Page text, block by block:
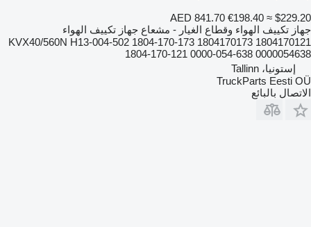
AED 841.70 €198.40 ≈ $229.20
جهاز تكييف الهواء وقطاع الغيار - مشعاع جهاز تكييف الهواء
KVX40/560N H13-004-502 1804-170-173 1804170173 1804170121
1804-170-121 0000-054-638 0000054638
إستونيا، Tallinn
TruckParts Eesti OÜ
الاتصال بالبائع